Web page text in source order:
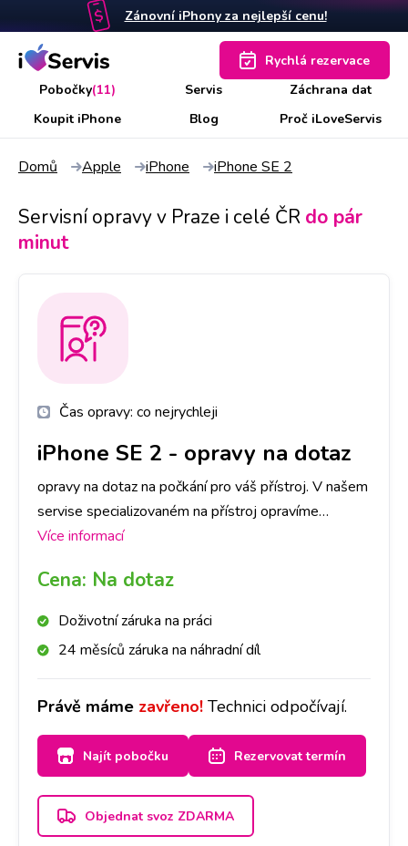
Zánovní iPhony za nejlepší cenu!
Pobočky(11) Servis
Záchrana dat
Koupit iPhone
Blog Proč iLoveServis
Rychlá rezervace
Domů Apple iPhone iPhone SE 2
Servisní opravy v Praze i celé ČR do pár
minut
Čas opravy: co nejrychleji
iPhone SE 2 - opravy na dotaz
opravy na dotaz na počkání pro váš přístroj. V našem
servise specializovaném na přístroj opravíme
jakoukoli závadu rychle a na počkání. Na pobočkách
abyste ještě DNES měli svůj přístroj opravený v
Praze, Brně, Ostravě, Olomouci, Liberci, Pardubicích a
Více informací
Cena: Na dotaz
Doživotní záruka na práci
24 měsíců záruka na náhradní díl
Právě máme zavřeno! Technici odpočívají.
Najít pobočku Rezervovat termín
Objednat svoz ZDARMA